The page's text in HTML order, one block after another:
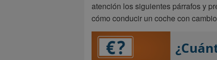
atención los siguientes párrafos y
cómo conducir un coche con